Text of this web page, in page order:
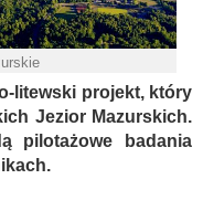
litewski projekt, który
Jezior Mazurskich.
pilotażowe badania